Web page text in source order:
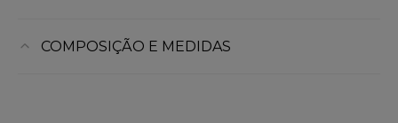
COMPOSIÇÃO E MEDIDAS